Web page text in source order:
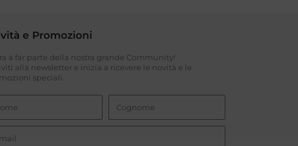
e Promozioni
a far parte della nostra grande Community!
alla newsletter e inizia a ricevere le novità e le
speciali.